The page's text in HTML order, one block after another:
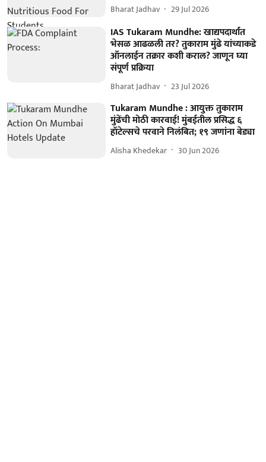
Bharat Jadhav 29 Jul 2026
IAS Tukaram Mundhe: खाद्यपदार्थांत
भेसळ आढळली तर? तुकाराम मुंढे यांच्याकडे
ऑनलाईन तक्रार कशी कराल? जाणून घ्या
संपूर्ण प्रक्रिया
Bharat Jadhav 23 Jul 2026
Tukaram Mundhe : आयुक्त तुकाराम
मुंढेंची मोठी कारवाई! मुंबईतील प्रसिद्ध ६
हॉटेल्सचे परवाने निलंबित; १९ जणांना बेड्या
Alisha Khedekar 30 Jun 2026